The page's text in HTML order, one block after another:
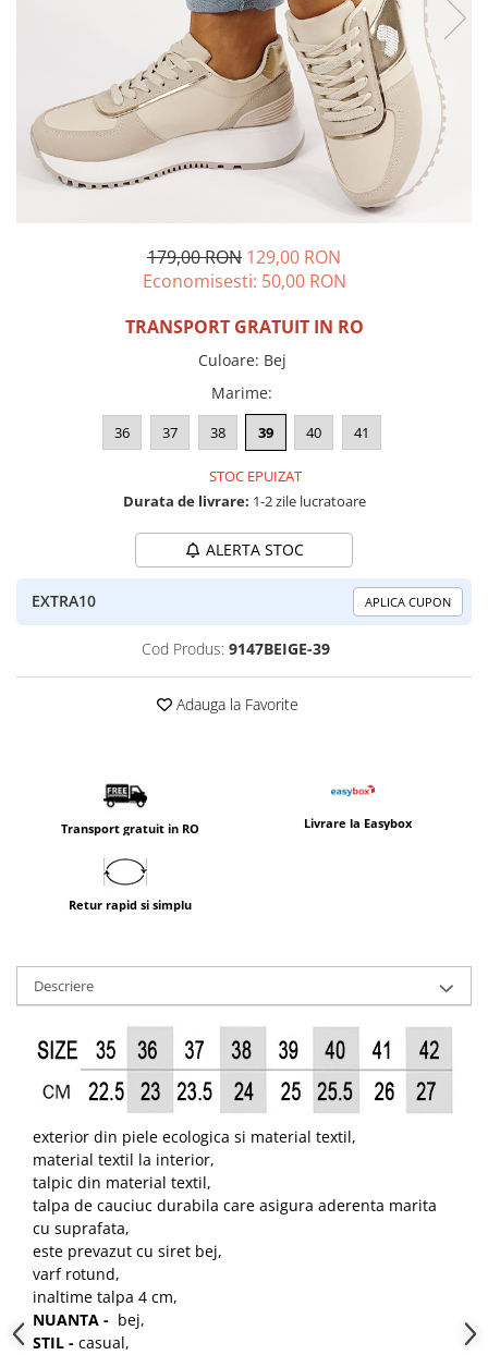
Incaltamine primavara-vara piele
Blugi si pantaloni
Fuste
Pulovere si cardigane
Rochii
179,00 RON 129,00 RON
Economisesti: 50,00 RON
TRANSPORT GRATUIT IN RO
Culoare: Bej
Marime:
36 37 38 39 40 41
STOC EPUIZAT
Durata de livrare: 1-2 zile lucratoare
ALERTA STOC
EXTRA10 APLICA CUPON
Cod Produs: 9147BEIGE-39
Adauga la Favorite
Transport gratuit in RO Livrare la Easybox
Retur rapid si simplu
Descriere
exterior din piele ecologica si material textil,
material textil la interior,
talpic din material textil,
talpa de cauciuc durabila care asigura aderenta marita
cu suprafata,
este prevazut cu siret bej,
varf rotund,
inaltime talpa 4 cm,
NUANTA - bej,
STIL - casual,